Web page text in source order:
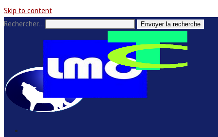
Skip to content
Rechercher…
Envoyer la recherche